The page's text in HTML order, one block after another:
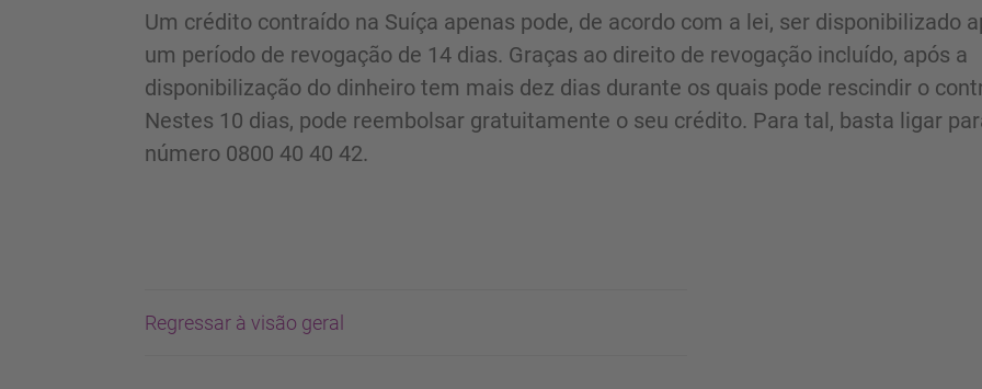
Um crédito contraído na Suíça apenas pode, de acordo com a lei, ser disponibilizado
um período de revogação de 14 dias. Graças ao direito de revogação incluído, após a
disponibilização do dinheiro tem mais dez dias durante os quais pode rescindir o
Nestes 10 dias, pode reembolsar gratuitamente o seu crédito. Para tal, basta ligar
número 0800 40 40 42.
Regressar à visão geral